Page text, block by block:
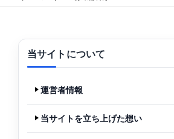
当サイトについて
運営者情報
当サイトを立ち上げた想い